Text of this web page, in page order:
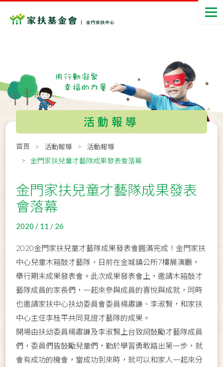
活動報導
首頁 活動報導
活動報導
金門家扶兒童才藝隊成果發表會落幕
金門家扶兒童才藝隊成果發表
會落幕
2020 / 11 / 26
2020金門家扶兒童才藝隊成果發表會圓滿完成！金門家扶
中心兒童木箱鼓才藝隊，日前在金城鎮公所7樓展演廳，
舉行期末成果發表會。此次成果發表會上，邀請木箱鼓才
藝隊成員的家長們，一起來參與成員的喜悅與成就，同時
也邀請家扶中心扶幼委員會委員楊肅謙、李淑賢，和家扶
中心主任李桂平共同見證才藝隊的成果。
開場由扶幼委員楊肅謙及李淑賢上台致詞鼓勵才藝隊成員
們，委員們皆鼓勵兒童們，勤於學習勇敢踏出第一步，就
會有成功的機會，當成功到來時，就可以和家人一起來分